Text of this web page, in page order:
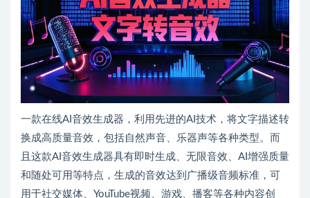
一款在线AI音效生成器，利用先进的AI技术，将文字描述转
换成高质量音效，包括自然声音、乐器声等各种类型。而
且这款AI音效生成器具有即时生成、无限音效、AI增强质量
和随处可用等特点，生成的音效达到广播级音频标准，可
用于社交媒体、YouTube视频、游戏、播客等各种内容创